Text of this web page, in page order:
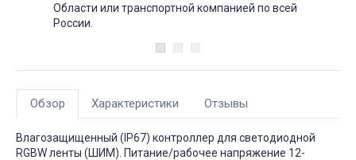
Области или транспортной компанией по всей
России.
Обзор Характеристики Отзывы
Влагозащищенный (IP67) контроллер для светодиодной
RGBW ленты (ШИМ). Питание/рабочее напряжение 12-